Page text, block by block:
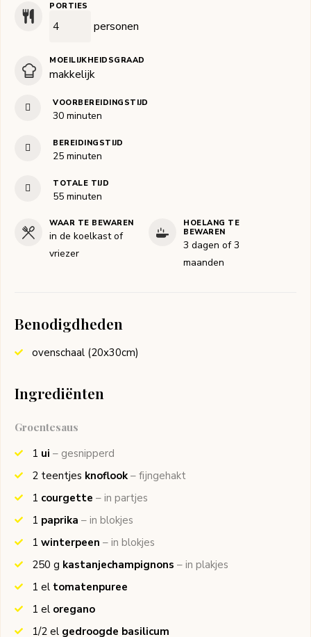
PORTIES
personen
MOEILIJKHEIDSGRAAD
makkelijk
VOORBEREIDINGSTIJD
30minuten
minuten
BEREIDINGSTIJD
25minuten
minuten
TOTALE TIJD
55minuten
minuten
WAAR TE BEWAREN
in de koelkast of
vriezer
HOELANG TE
BEWAREN
3 dagen of 3
maanden
Benodigdheden
ovenschaal (20x30cm)
Ingrediënten
Groentesaus
1 ui – gesnipperd
2 teentjes knoflook – fijngehakt
1 courgette – in partjes
1 paprika – in blokjes
1 winterpeen – in blokjes
250 g kastanjechampignons – in plakjes
1 el tomatenpuree
1 el oregano
1/2 el gedroogde basilicum